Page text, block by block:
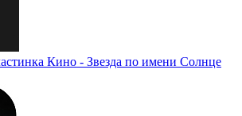
Кино - Звезда по имени Солнце